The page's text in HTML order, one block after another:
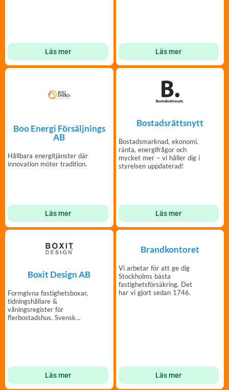
Läs mer Läs mer
Boo Energi Försäljnings
AB
Hållbara energitjänster där
innovation möter tradition.
Läs mer
Bostadsrättsnytt
Bostadsmarknad, ekonomi,
ränta, energifrågor och
mycket mer – vi håller dig i
styrelsen uppdaterad!
Läs mer
Boxit Design AB
Formgivna fastighetsboxar,
tidningshållare &
våningsregister för
flerbostadshus. Svensk
Läs mer
Brandkontoret
Vi arbetar för att ge dig
Stockholms bästa
fastighetsförsäkring. Det
har vi gjort sedan 1746.
Läs mer